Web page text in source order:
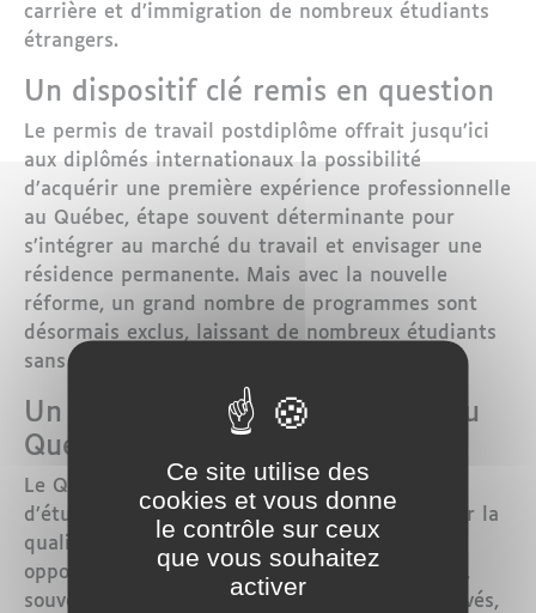
carrière et d’immigration de nombreux étudiants
étrangers.
Un dispositif clé remis en question
Le permis de travail postdiplôme offrait jusqu’ici
aux diplômés internationaux la possibilité
d’acquérir une première expérience professionnelle
au Québec, étape souvent déterminante pour
s’intégrer au marché du travail et envisager une
résidence permanente. Mais avec la nouvelle
réforme, un grand nombre de programmes sont
désormais exclus, laissant de nombreux étudiants
sans perspective claire après leurs études.
Un coup dur pour l’attractivité du
Québec
Le Québec attire chaque année des milliers
d’étudiants venus du monde entier, séduits par la
qualité de l’enseignement supérieur et les
opportunités professionnelles. Pour ces jeunes,
souvent confrontés à des frais de scolarité élevés,
Ce site utilise des
cookies et vous donne
le contrôle sur ceux
que vous souhaitez
activer